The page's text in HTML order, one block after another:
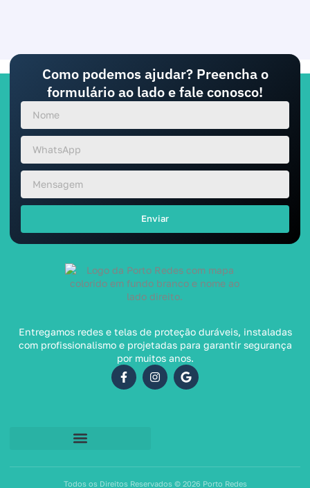
Como podemos ajudar? Preencha o
formulário ao lado e fale conosco!
Enviar
Entregamos redes e telas de proteção duráveis, instaladas
com profissionalismo e projetadas para garantir segurança
por muitos anos.
Todos os Direitos Reservados © 2026 Porto Redes